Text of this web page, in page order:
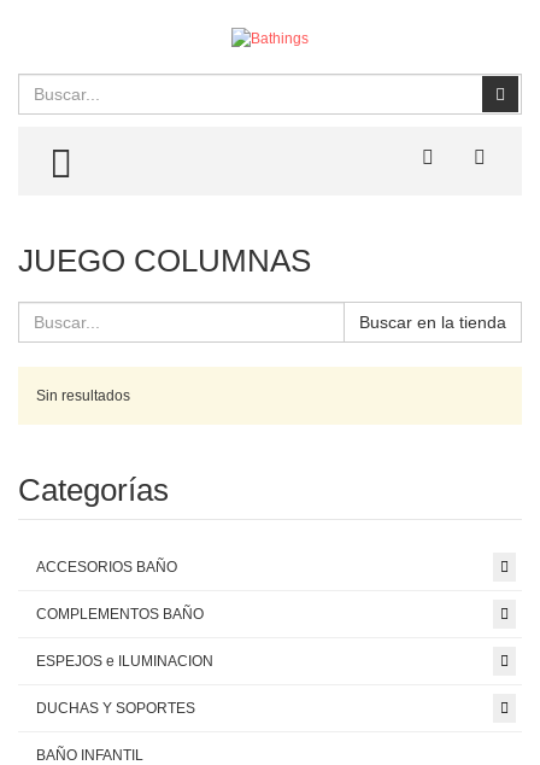
TOGGLE MENU
JUEGO COLUMNAS
Buscar en la tienda
Sin resultados
Categorías
ACCESORIOS BAÑO
COMPLEMENTOS BAÑO
ESPEJOS e ILUMINACION
DUCHAS Y SOPORTES
BAÑO INFANTIL